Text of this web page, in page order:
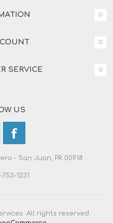
SERVICE
US
- San Juan, PR 00918
753-1231
All rights reserved.